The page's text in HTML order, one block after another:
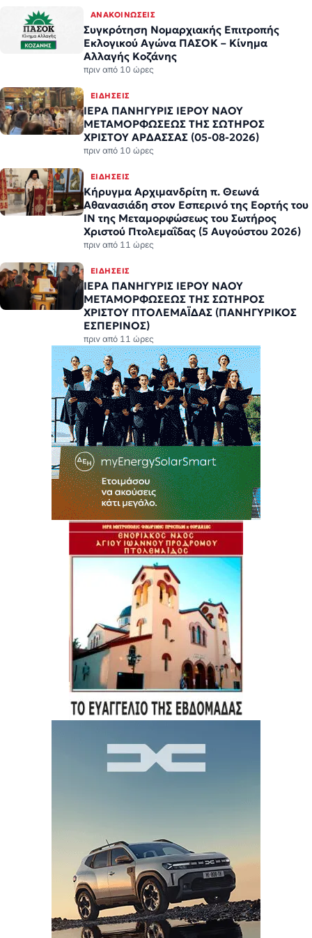
ΑΝΑΚΟΙΝΏΣΕΙΣ
Συγκρότηση Νομαρχιακής Επιτροπής
Εκλογικού Αγώνα ΠΑΣΟΚ – Κίνημα
Αλλαγής Κοζάνης
πριν από 10 ώρες
ΕΙΔΉΣΕΙΣ
ΙΕΡΑ ΠΑΝΗΓΥΡΙΣ ΙΕΡΟΥ ΝΑΟΥ
ΜΕΤΑΜΟΡΦΩΣΕΩΣ ΤΗΣ ΣΩΤΗΡΟΣ
ΧΡΙΣΤΟΥ ΑΡΔΑΣΣΑΣ (05-08-2026)
πριν από 10 ώρες
ΕΙΔΉΣΕΙΣ
Κήρυγμα Αρχιμανδρίτη π. Θεωνά
Αθανασιάδη στον Εσπερινό της Εορτής του
ΙΝ της Μεταμορφώσεως του Σωτήρος
Χριστού Πτολεμαΐδας (5 Αυγούστου 2026)
πριν από 11 ώρες
ΕΙΔΉΣΕΙΣ
ΙΕΡΑ ΠΑΝΗΓΥΡΙΣ ΙΕΡΟΥ ΝΑΟΥ
ΜΕΤΑΜΟΡΦΩΣΕΩΣ ΤΗΣ ΣΩΤΗΡΟΣ
ΧΡΙΣΤΟΥ ΠΤΟΛΕΜΑΪΔΑΣ (ΠΑΝΗΓΥΡΙΚΟΣ
ΕΣΠΕΡΙΝΟΣ)
πριν από 11 ώρες